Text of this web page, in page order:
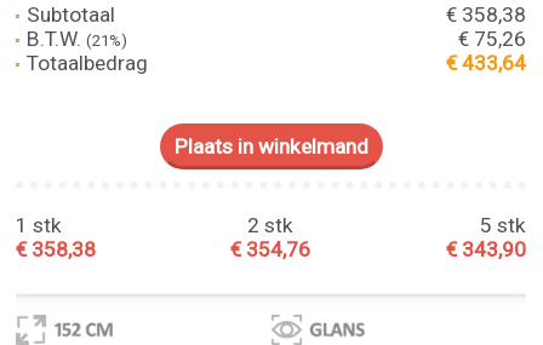
Subtotaal
€ 358,38
B.T.W.(21%)
€ 75,26
Totaalbedrag
€ 433,64
1 stk
€ 358,38
2 stk
€ 354,76
5 stk
€ 343,90